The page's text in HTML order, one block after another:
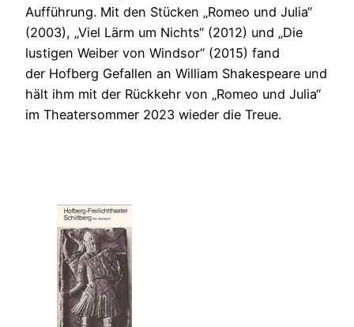
Aufführung. Mit den Stücken „Romeo und Julia“
(2003), „Viel Lärm um Nichts“ (2012) und „Die
lustigen Weiber von Windsor“ (2015) fand
der Hofberg Gefallen an William Shakespeare und
hält ihm mit der Rückkehr von „Romeo und Julia“
im Theatersommer 2023 wieder die Treue.